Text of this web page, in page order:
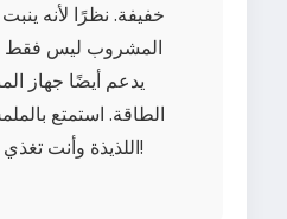
خفيفة. نظرًا لأنه
المشروب ليس فقط
يدعم أيضًا جهاز
الطاقة. استمتع
اللذيذة وأنت تغذي جسمك مع كل شربة!